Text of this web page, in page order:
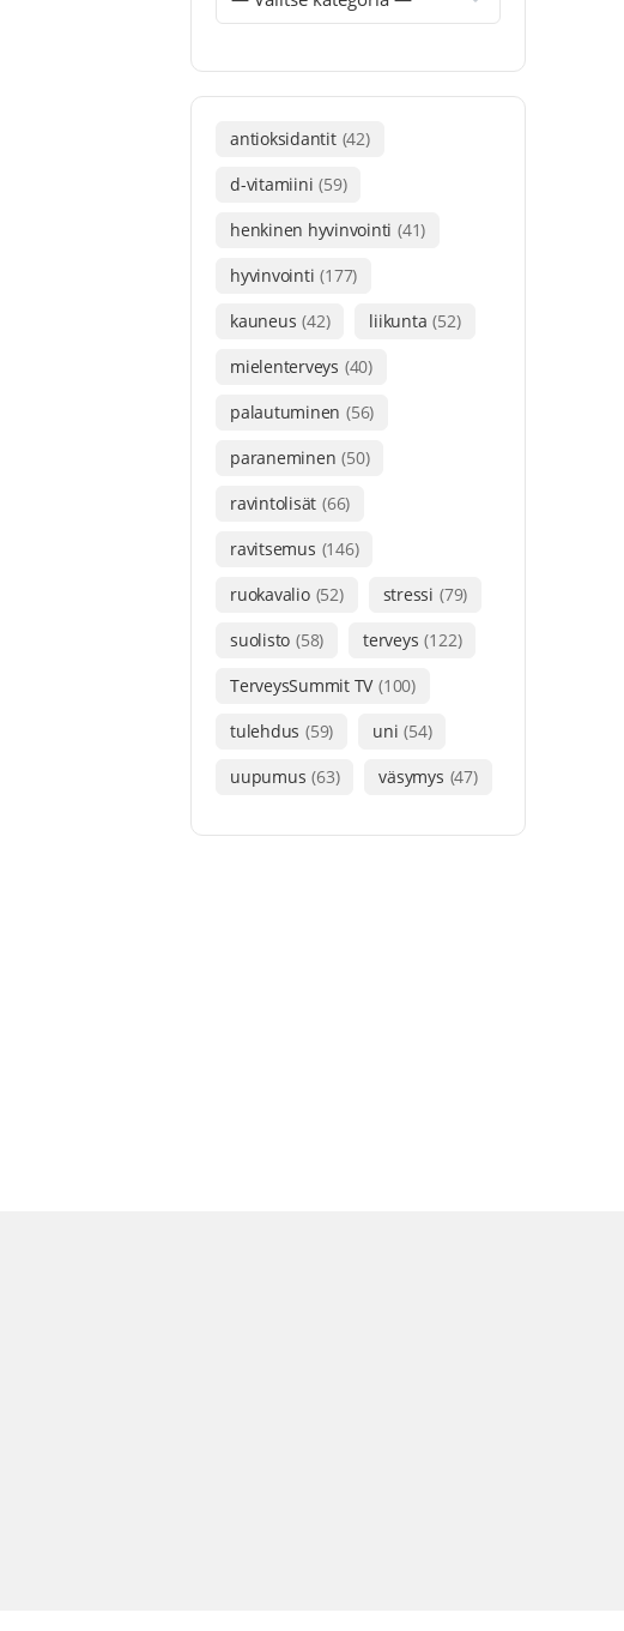
antioksidantit (42)
d-vitamiini (59)
henkinen hyvinvointi (41)
hyvinvointi (177)
kauneus (42) liikunta (52)
mielenterveys (40)
palautuminen (56)
paraneminen (50)
ravintolisät (66)
ravitsemus (146)
ruokavalio (52) stressi (79)
suolisto (58) terveys (122)
TerveysSummit TV (100)
tulehdus (59) uni (54)
uupumus (63) väsymys (47)